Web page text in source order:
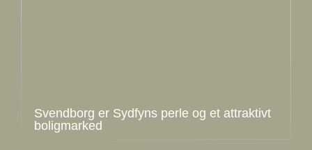
Svendborg er Sydfyns perle og et attraktivt
boligmarked